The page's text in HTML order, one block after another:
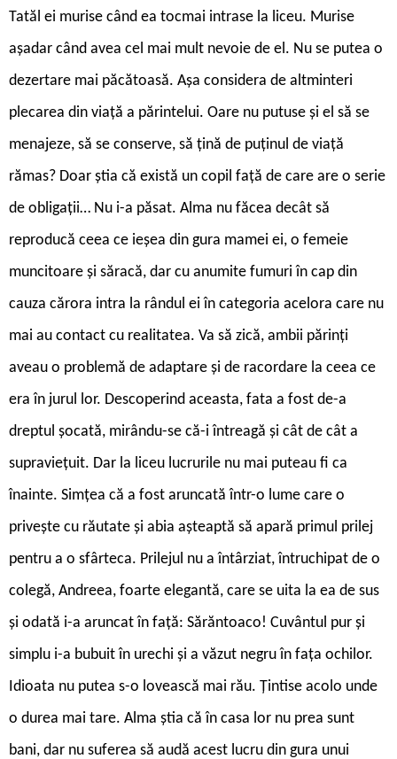
Tatăl ei murise când ea tocmai intrase la liceu. Murise
așadar când avea cel mai mult nevoie de el. Nu se putea o
dezertare mai păcătoasă. Așa considera de altminteri
plecarea din viață a părintelui. Oare nu putuse și el să se
menajeze, să se conserve, să țină de puținul de viață
rămas? Doar știa că există un copil față de care are o serie
de obligații… Nu i-a păsat. Alma nu făcea decât să
reproducă ceea ce ieșea din gura mamei ei, o femeie
muncitoare și săracă, dar cu anumite fumuri în cap din
cauza cărora intra la rândul ei în categoria acelora care nu
mai au contact cu realitatea. Va să zică, ambii părinți
aveau o problemă de adaptare și de racordare la ceea ce
era în jurul lor. Descoperind aceasta, fata a fost de-a
dreptul șocată, mirându-se că-i întreagă și cât de cât a
supraviețuit. Dar la liceu lucrurile nu mai puteau fi ca
înainte. Simțea că a fost aruncată într-o lume care o
privește cu răutate și abia așteaptă să apară primul prilej
pentru a o sfârteca. Prilejul nu a întârziat, întruchipat de o
colegă, Andreea, foarte elegantă, care se uita la ea de sus
și odată i-a aruncat în față: Sărăntoaco! Cuvântul pur și
simplu i-a bubuit în urechi și a văzut negru în fața ochilor.
Idioata nu putea s-o lovească mai rău. Țintise acolo unde
o durea mai tare. Alma știa că în casa lor nu prea sunt
bani, dar nu suferea să audă acest lucru din gura unui